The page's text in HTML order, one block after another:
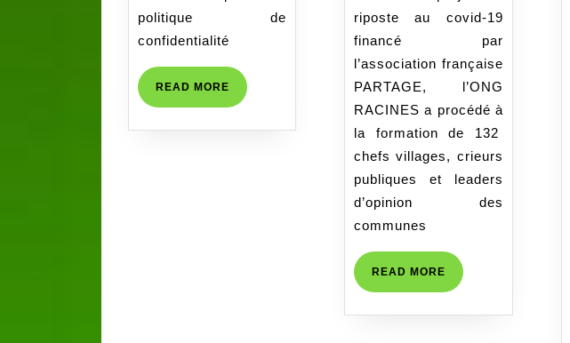
cadre
Journée
Mondiale
du
politique de
confidentialité
READ MORE READ
MORE
CAMPAGNE
LE
COVID-
A
SAVALOU
ET
BANTE
riposte au covid-19
financé par
l’association française
PARTAGE, l’ONG
RACINES a procédé à
la formation de 132
chefs villages, crieurs
publiques et leaders
d’opinion des
communes
READ MORE READ
MORE